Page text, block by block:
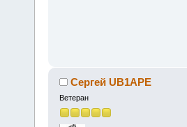
Сергей UB1APE
Ветеран